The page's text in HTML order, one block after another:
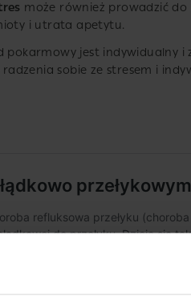
może również prowadzić do
i utrata apetytu.
pokarmowy jest indywidualny i
sobie ze stresem i